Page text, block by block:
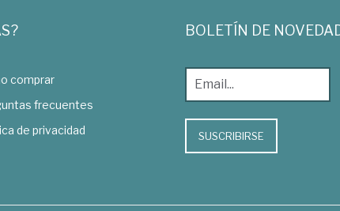
comprar
frecuentes
de privacidad
BOLETÍN DE
SUSCRIBIRSE